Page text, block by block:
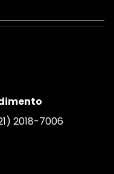
2018-7006